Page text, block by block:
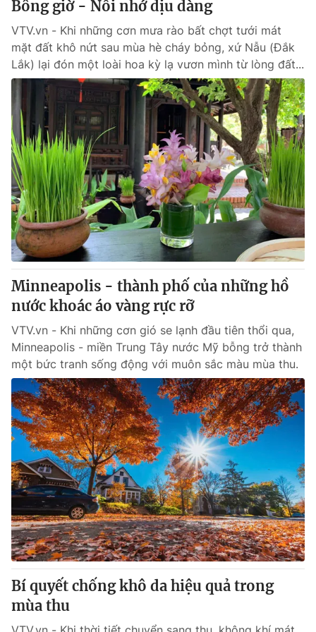
® Cấm sao chép dưới mọi hình thức nếu không có sự chấp
thuận bằng văn bản. Ghi rõ nguồn VTV.vn khi phát hành lại
thông tin từ website này.
Bông giờ - Nỗi nhớ dịu dàng
VTV.vn - Khi những cơn mưa rào bất chợt tưới mát
mặt đất khô nứt sau mùa hè cháy bỏng, xứ Nẫu (Đắk
Lắk) lại đón một loài hoa kỳ lạ vươn mình từ lòng đất...
Minneapolis - thành phố của những hồ
nước khoác áo vàng rực rỡ
VTV.vn - Khi những cơn gió se lạnh đầu tiên thổi qua,
Minneapolis - miền Trung Tây nước Mỹ bỗng trở thành
một bức tranh sống động với muôn sắc màu mùa thu.
Bí quyết chống khô da hiệu quả trong
mùa thu